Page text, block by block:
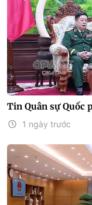
Tin Quân sự Quốc
1 ngày trước